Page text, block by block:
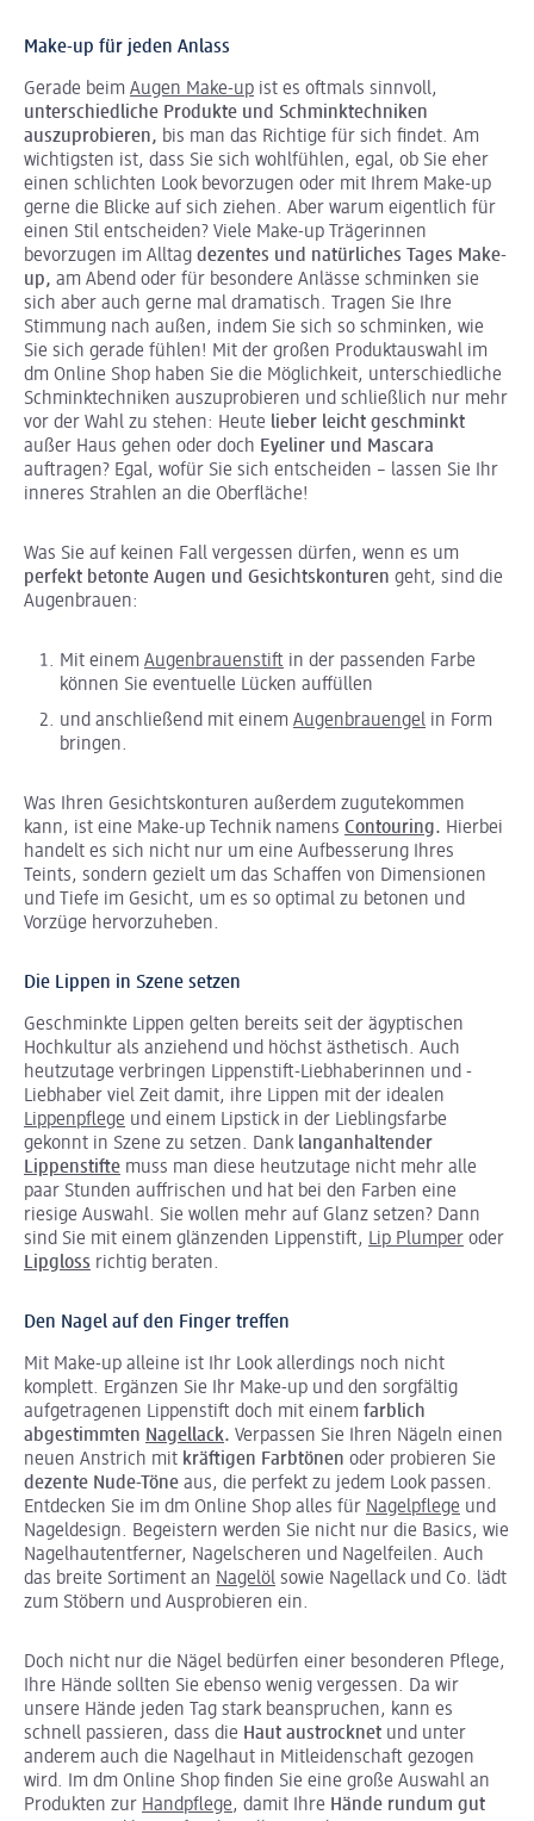
Make-up für jeden Anlass
Gerade beim Augen Make-up ist es oftmals sinnvoll,
unterschiedliche Produkte und Schminktechniken
auszuprobieren, bis man das Richtige für sich findet. Am
wichtigsten ist, dass Sie sich wohlfühlen, egal, ob Sie eher
einen schlichten Look bevorzugen oder mit Ihrem Make-up
gerne die Blicke auf sich ziehen. Aber warum eigentlich für
einen Stil entscheiden? Viele Make-up Trägerinnen
bevorzugen im Alltag dezentes und natürliches Tages Make-
up, am Abend oder für besondere Anlässe schminken sie
sich aber auch gerne mal dramatisch. Tragen Sie Ihre
Stimmung nach außen, indem Sie sich so schminken, wie
Sie sich gerade fühlen! Mit der großen Produktauswahl im
dm Online Shop haben Sie die Möglichkeit, unterschiedliche
Schminktechniken auszuprobieren und schließlich nur mehr
vor der Wahl zu stehen: Heute lieber leicht geschminkt
außer Haus gehen oder doch Eyeliner und Mascara
auftragen? Egal, wofür Sie sich entscheiden – lassen Sie Ihr
inneres Strahlen an die Oberfläche!
Was Sie auf keinen Fall vergessen dürfen, wenn es um
perfekt betonte Augen und Gesichtskonturen geht, sind die
Augenbrauen:
Mit einem Augenbrauenstift in der passenden Farbe
können Sie eventuelle Lücken auffüllen
und anschließend mit einem Augenbrauengel in Form
bringen.
Was Ihren Gesichtskonturen außerdem zugutekommen
kann, ist eine Make-up Technik namens Contouring. Hierbei
handelt es sich nicht nur um eine Aufbesserung Ihres
Teints, sondern gezielt um das Schaffen von Dimensionen
und Tiefe im Gesicht, um es so optimal zu betonen und
Vorzüge hervorzuheben.
Die Lippen in Szene setzen
Geschminkte Lippen gelten bereits seit der ägyptischen
Hochkultur als anziehend und höchst ästhetisch. Auch
heutzutage verbringen Lippenstift-Liebhaberinnen und -
Liebhaber viel Zeit damit, ihre Lippen mit der idealen
Lippenpflege und einem Lipstick in der Lieblingsfarbe
gekonnt in Szene zu setzen. Dank langanhaltender
Lippenstifte muss man diese heutzutage nicht mehr alle
paar Stunden auffrischen und hat bei den Farben eine
riesige Auswahl. Sie wollen mehr auf Glanz setzen? Dann
sind Sie mit einem glänzenden Lippenstift, Lip Plumper oder
Lipgloss richtig beraten.
Den Nagel auf den Finger treffen
Mit Make-up alleine ist Ihr Look allerdings noch nicht
komplett. Ergänzen Sie Ihr Make-up und den sorgfältig
aufgetragenen Lippenstift doch mit einem farblich
abgestimmten Nagellack. Verpassen Sie Ihren Nägeln einen
neuen Anstrich mit kräftigen Farbtönen oder probieren Sie
dezente Nude-Töne aus, die perfekt zu jedem Look passen.
Entdecken Sie im dm Online Shop alles für Nagelpflege und
Nageldesign. Begeistern werden Sie nicht nur die Basics, wie
Nagelhautentferner, Nagelscheren und Nagelfeilen. Auch
das breite Sortiment an Nagelöl sowie Nagellack und Co. lädt
zum Stöbern und Ausprobieren ein.
Doch nicht nur die Nägel bedürfen einer besonderen Pflege,
Ihre Hände sollten Sie ebenso wenig vergessen. Da wir
unsere Hände jeden Tag stark beanspruchen, kann es
schnell passieren, dass die Haut austrocknet und unter
anderem auch die Nagelhaut in Mitleidenschaft gezogen
wird. Im dm Online Shop finden Sie eine große Auswahl an
Produkten zur Handpflege, damit Ihre Hände rundum gut